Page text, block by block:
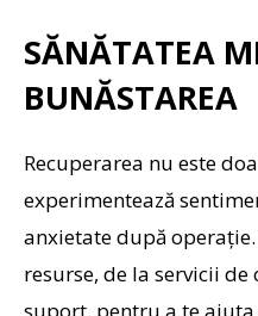
SĂNĂTATEA
BUNĂSTAREA
Recuperarea nu este
experimentează
anxietate după
resurse, de la servicii